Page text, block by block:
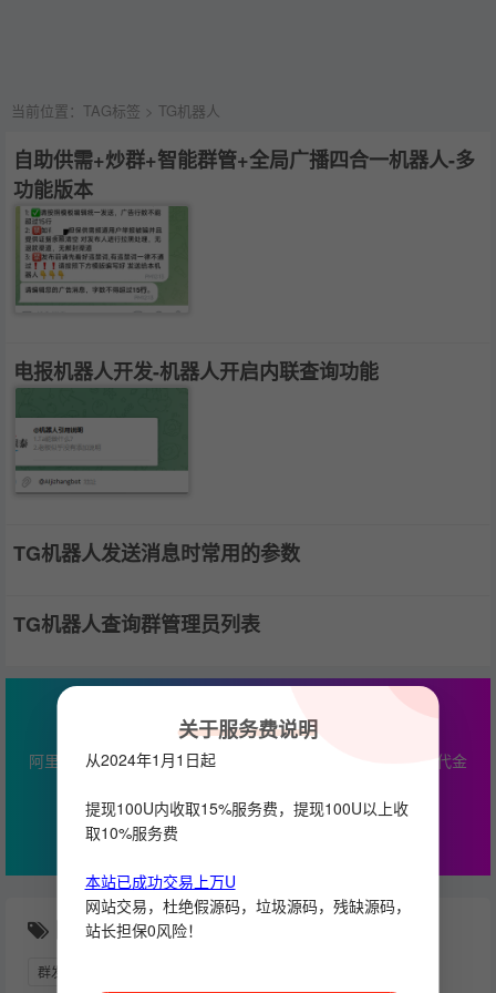
当前位置： TAG标签 > TG机器人
自助供需+炒群+智能群管+全局广播四合一机器人-多
功能版本
电报机器人开发-机器人开启内联查询功能
TG机器人发送消息时常用的参数
TG机器人查询群管理员列表
最高￥2000云产品通用代金券
阿里云专属优惠，本站服务器推荐，最高￥2000云产品通用代金
随机推荐
群发言
关于服务费说明
从2024年1月1日起
提现100U内收取15%服务费，提现100U以上收
取10%服务费
本站已成功交易上万U
网站交易，杜绝假源码，垃圾源码，残缺源码，
站长担保0风险！